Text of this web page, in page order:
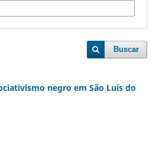
Buscar
negro em São Luís do